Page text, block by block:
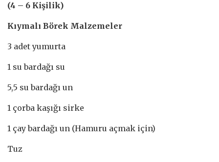
(4 – 6 Kişilik)
Kıymalı Börek Malzemeler
3 adet yumurta
1 su bardağı su
5,5 su bardağı un
1 çorba kaşığı sirke
1 çay bardağı un (Hamuru açmak için)
Tuz